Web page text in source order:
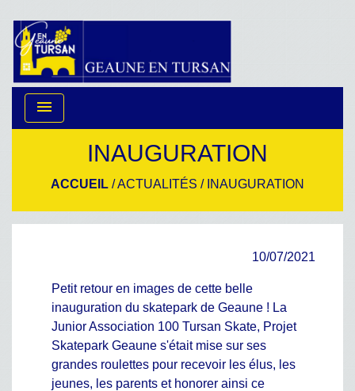
menu
INAUGURATION
ACCUEIL /ACTUALITÉS / INAUGURATION
10/07/2021
Petit retour en images de cette belle
inauguration du skatepark de Geaune ! La
Junior Association 100 Tursan Skate, Projet
Skatepark Geaune s'était mise sur ses
grandes roulettes pour recevoir les élus, les
jeunes, les parents et honorer ainsi ce